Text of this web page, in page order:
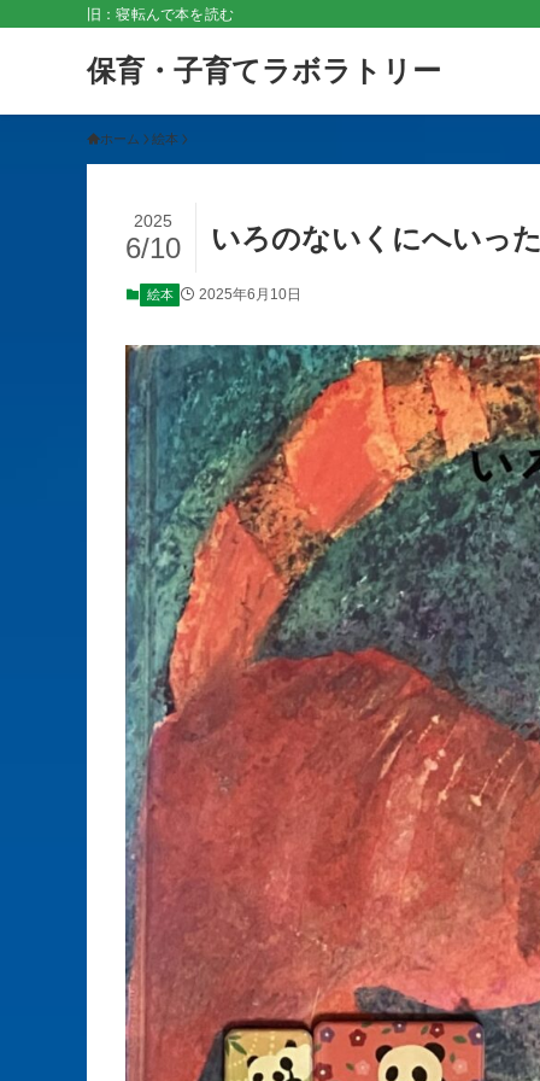
旧：寝転んで本を読む
保育・子育てラボラトリー
ホーム 絵本
いろのないくにへいっ
2025
6/10
絵本 2025年6月10日